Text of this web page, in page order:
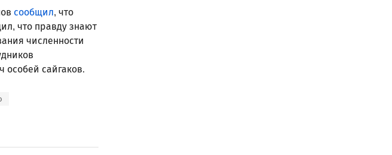
сообщил, что
что правду знают
численности
особей сайгаков.